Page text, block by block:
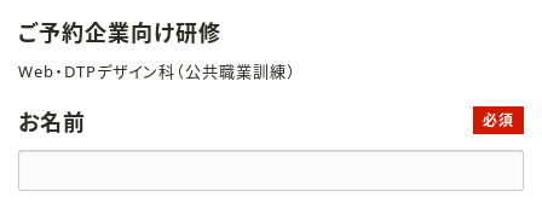
ご予約企業向け研修
Web・DTPデザイン科（公共職業訓練）
お名前 必須